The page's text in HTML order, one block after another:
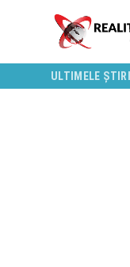
ULTIMELE ȘTIRI